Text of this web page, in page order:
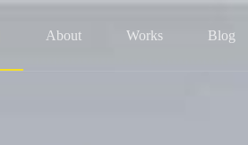
About Works Blog